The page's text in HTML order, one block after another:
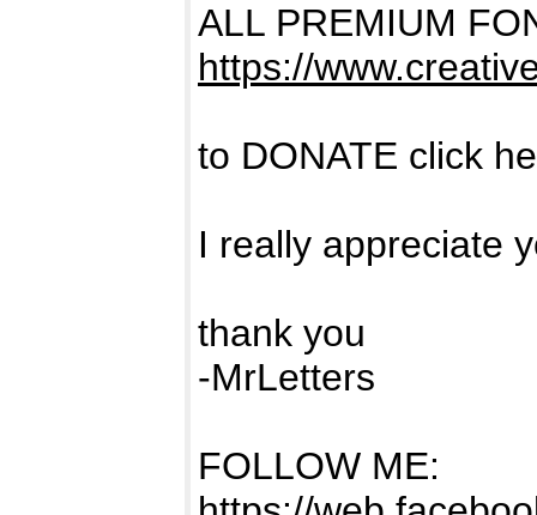
ALL PREMIUM
https://
to DONATE click
I really appreciate
thank you
-MrLetters
FOLLOW ME: